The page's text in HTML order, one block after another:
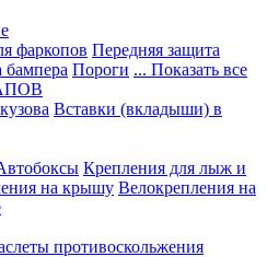
фаркопов Передняя защита
бампера Пороги ... Показать все
Вставки (вкладыши) в
Крепления для лыж и
на крышу Велокрепления на
противоскольжения